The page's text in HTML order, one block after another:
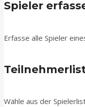
Spieler
Erfasse alle Spieler
Wähle aus der